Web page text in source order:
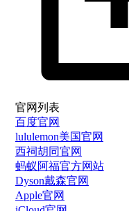
官网列表
百度官网
lululemon美国官网
西祠胡同官网
蚂蚁阿福官方网站
Dyson戴森官网
Apple官网